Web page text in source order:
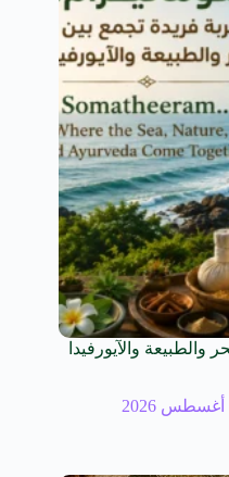
والطبيعة والآيورفيدا